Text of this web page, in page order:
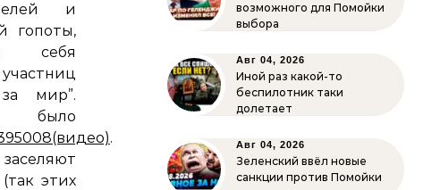
и
гопоты,
себя
мир”.
.
этих
возможного для Помойки
выбора
Авг 04, 2026
Иной раз какой-то
беспилотник таки
долетает
Авг 04, 2026
Зеленский ввёл новые
санкции против Помойки